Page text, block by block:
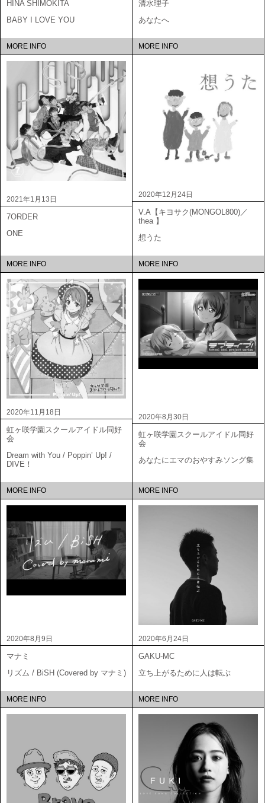
HINA SHIMOKITA
BABY I LOVE YOU
MORE INFO
清水理子
あなたへ
MORE INFO
2021年1月13日
7ORDER
ONE
MORE INFO
2020年12月24日
V.A【キヨサク(MONGOL800)／
thea 】
想うた
MORE INFO
2020年11月18日
虹ヶ咲学園スクールアイドル同好
会
Dream with You / Poppin’ Up! /
DIVE！
MORE INFO
2020年8月30日
虹ヶ咲学園スクールアイドル同好
会
あなたにエマのおやすみソング集
MORE INFO
2020年8月9日
マナミ
リズム / BiSH (Covered by マナミ)
MORE INFO
2020年6月24日
GAKU-MC
立ち上がるために人は転ぶ
MORE INFO